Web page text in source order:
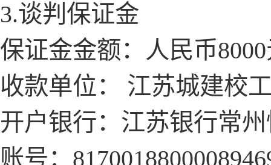
3.谈判保证金
保证金金额：人民币
收款单位：
江苏城建校
开户银行：江苏银行常
账号：